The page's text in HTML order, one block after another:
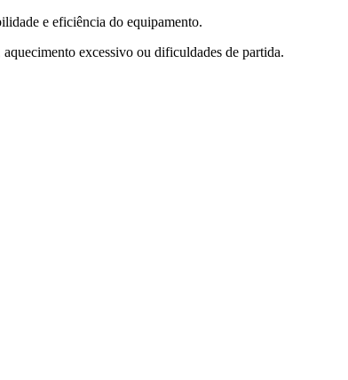
e eficiência do equipamento.
excessivo ou dificuldades de partida.